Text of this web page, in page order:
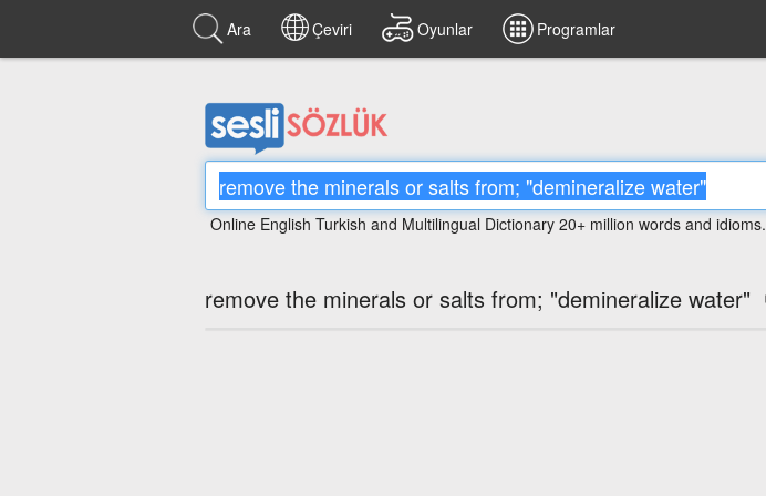
Ara Çeviri Oyunlar Programlar
Online English Turkish and Multilingual Dictionary 20+ million words and idioms.
remove the minerals or salts from; "demineralize water"